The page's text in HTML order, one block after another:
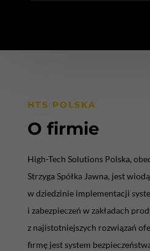
HTS POLSKA
O firmie
High-Tech Solutions Polska,
Strzyga Spółka Jawna, jest
w dziedzinie implementacji
i zabezpieczeń w zakładach
z najistotniejszych rozwiązań
firmę jest system